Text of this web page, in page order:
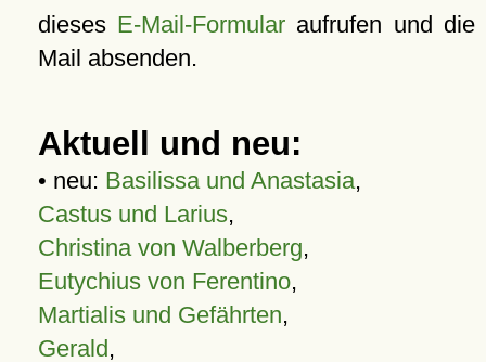
dieses E-Mail-Formular aufrufen und die
Mail absenden.
Aktuell und neu:
• neu: Basilissa und Anastasia,
Castus und Larius,
Christina von Walberberg,
Eutychius von Ferentino,
Martialis und Gefährten,
Gerald,